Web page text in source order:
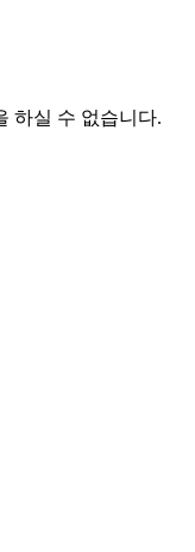
하실 수 없습니다.